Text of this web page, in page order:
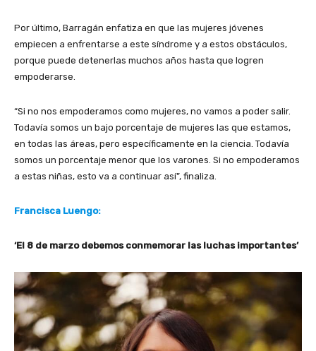
Por último, Barragán enfatiza en que las mujeres jóvenes
empiecen a enfrentarse a este síndrome y a estos obstáculos,
porque puede detenerlas muchos años hasta que logren
empoderarse.
“Si no nos empoderamos como mujeres, no vamos a poder salir.
Todavía somos un bajo porcentaje de mujeres las que estamos,
en todas las áreas, pero específicamente en la ciencia. Todavía
somos un porcentaje menor que los varones. Si no empoderamos
a estas niñas, esto va a continuar así”, finaliza.
Francisca Luengo:
‘El 8 de marzo debemos conmemorar las luchas importantes’